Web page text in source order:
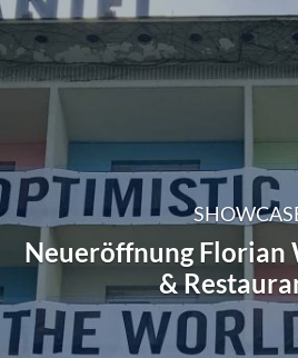
Neueröffnung Florian
&